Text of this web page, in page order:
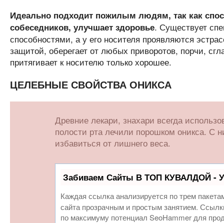
Идеально подходит пожилым людям, так как
собеседников, улучшает здоровье. Существует
способностями, а у его носителя проявляются
защитой, оберегает от любых приворотов, порчи,
притягивает к носителю только хорошее.
ЦЕЛЕБНЫЕ СВОЙСТВА ОНИКСА
Древние лекари, знахари всегда
полости рта лечили порошком оникса. С
избавиться от лишнего веса.
Забиваем Сайты В ТОП КУВАЛДОЙ -
Каждая ссылка анализируется по трем
сайта прозрачным и простым занятием.
по максимуму потенциал SeoHammer для